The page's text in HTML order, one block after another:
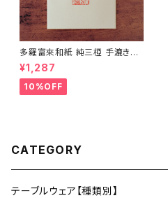
多羅富來和紙 純三椏 手漉き便
箋 10枚入り【伊予和紙】【愛媛県
四国中央市】【伝統工芸品】【民
藝品】【ギフト プレゼント】【父の
日 お誕生日】
¥1,287
10%OFF
CATEGORY
テーブルウェア【種類別】